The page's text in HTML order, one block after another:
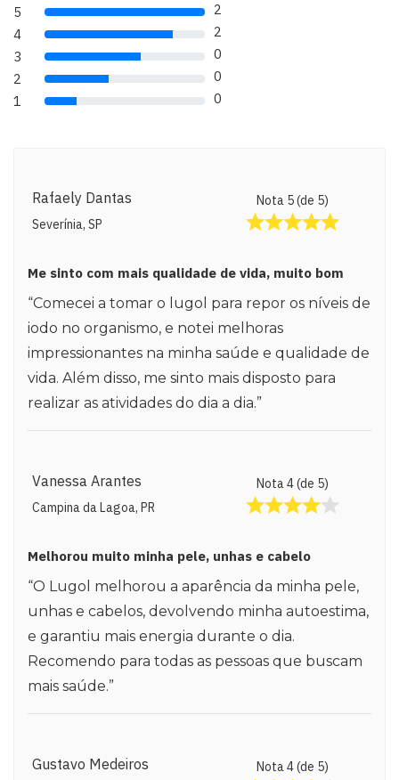
5 80% Complete (danger)
2
4
80% Complete (danger)
2
3
80% Complete (danger)
0
2
80% Complete (danger)
0
1
80% Complete (danger)
0
Rafaely Dantas
Severínia, SP
Nota 5 (de 5)
Me sinto com mais qualidade de vida, muito bom
“Comecei a tomar o lugol para repor os níveis de
iodo no organismo, e notei melhoras
impressionantes na minha saúde e qualidade de
vida. Além disso, me sinto mais disposto para
realizar as atividades do dia a dia.”
Vanessa Arantes
Campina da Lagoa, PR
Nota 4 (de 5)
Melhorou muito minha pele, unhas e cabelo
“O Lugol melhorou a aparência da minha pele,
unhas e cabelos, devolvendo minha autoestima,
e garantiu mais energia durante o dia.
Recomendo para todas as pessoas que buscam
mais saúde.”
Gustavo Medeiros Nota 4 (de 5)